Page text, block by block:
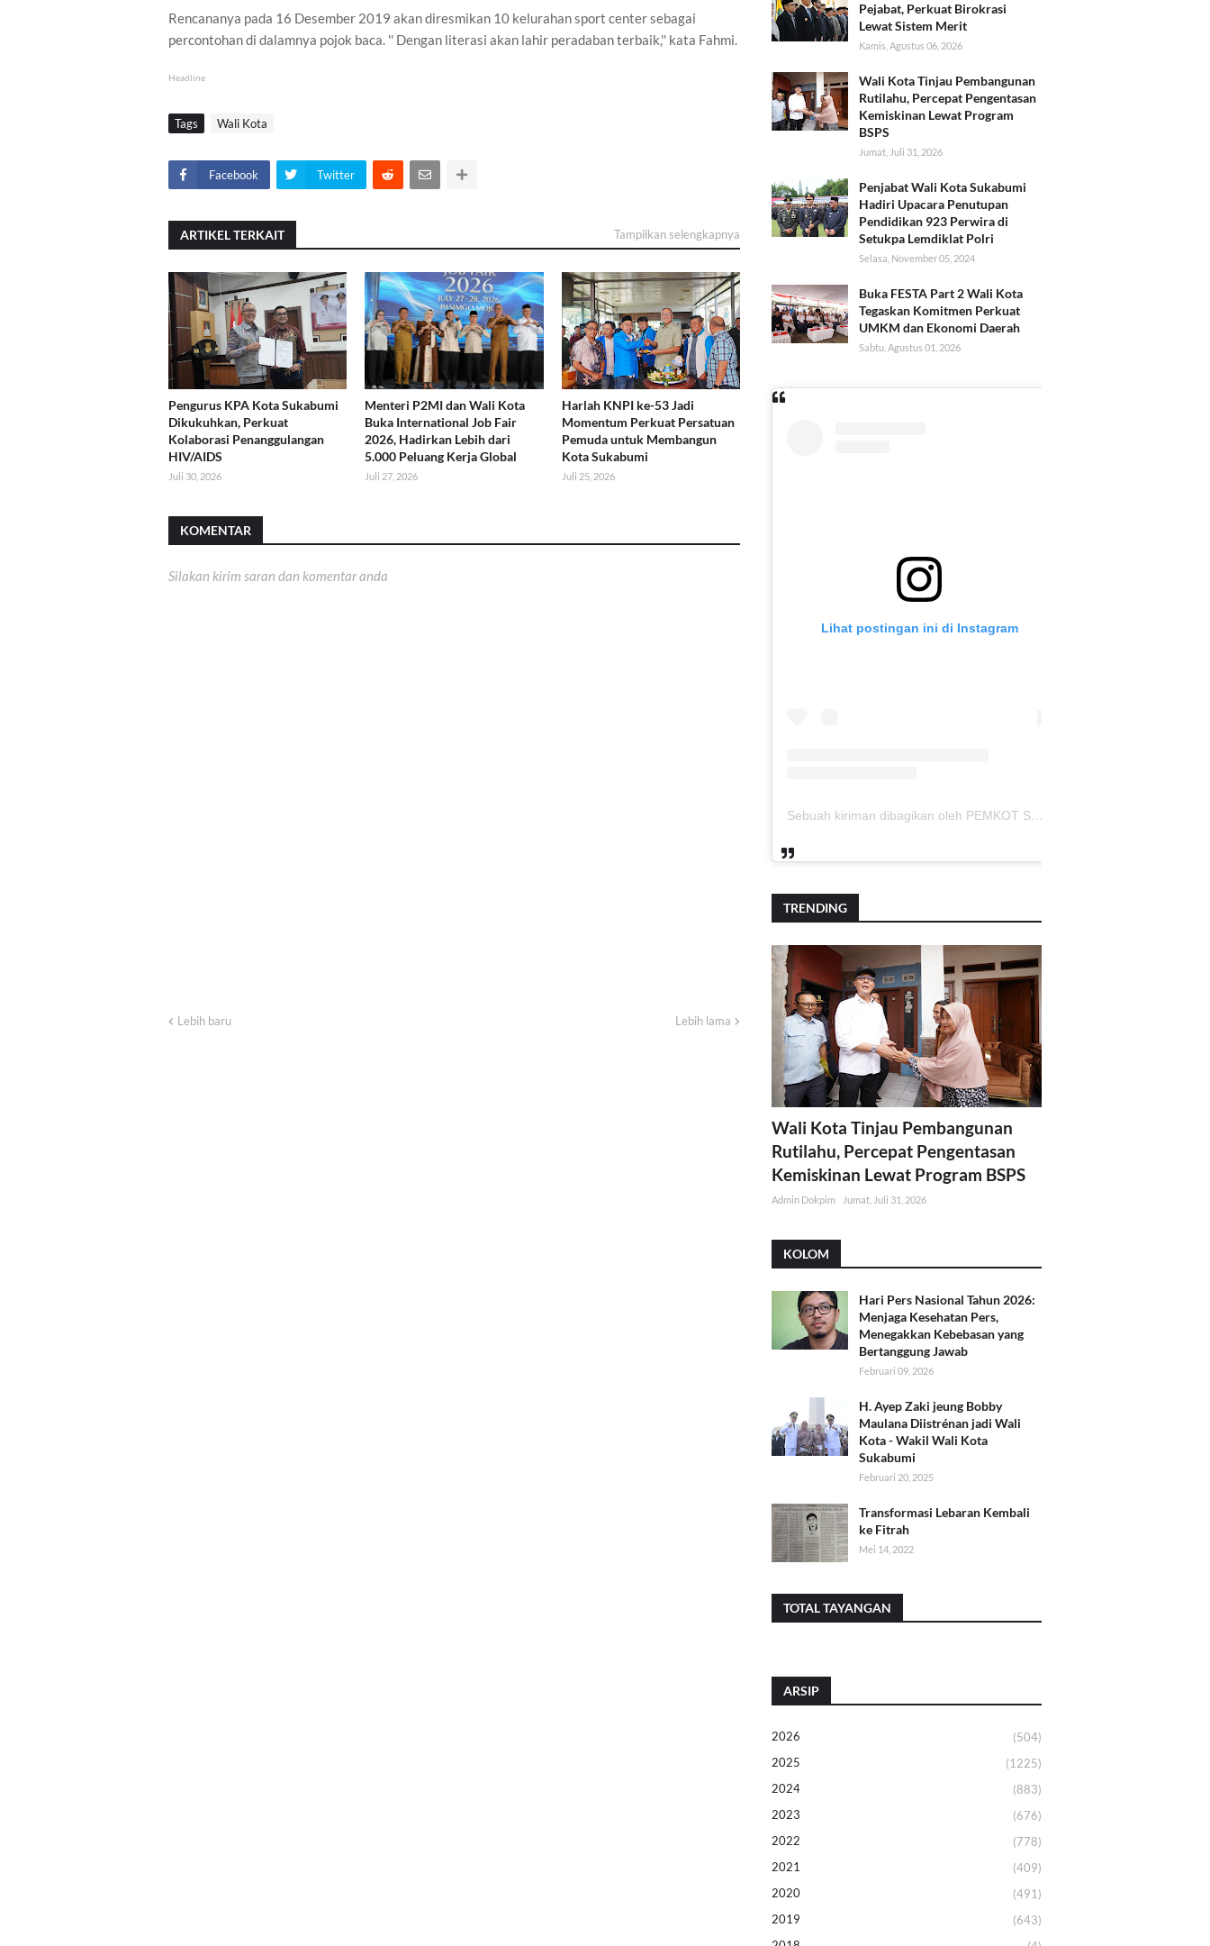
Rencananya pada 16 Desember 2019 akan diresmikan 10 kelurahan sport center sebagai
percontohan di dalamnya pojok baca. '' Dengan literasi akan lahir peradaban terbaik,'' kata Fahmi.
Headline
Tags Wali Kota
Facebook Twitter
ARTIKEL TERKAIT Tampilkan selengkapnya
Pengurus KPA Kota Sukabumi
Dikukuhkan, Perkuat
Kolaborasi Penanggulangan
HIV/AIDS
Juli 30, 2026
Menteri P2MI dan Wali Kota
Buka International Job Fair
2026, Hadirkan Lebih dari
5.000 Peluang Kerja Global
Juli 27, 2026
Harlah KNPI ke-53 Jadi
Momentum Perkuat Persatuan
Pemuda untuk Membangun
Kota Sukabumi
Juli 25, 2026
KOMENTAR
Silakan kirim saran dan komentar anda
Lebih baru Lebih lama
Pejabat, Perkuat Birokrasi
Lewat Sistem Merit
Kamis, Agustus 06, 2026
Wali Kota Tinjau Pembangunan
Rutilahu, Percepat Pengentasan
Kemiskinan Lewat Program
BSPS
Jumat, Juli 31, 2026
Penjabat Wali Kota Sukabumi
Hadiri Upacara Penutupan
Pendidikan 923 Perwira di
Setukpa Lemdiklat Polri
Selasa, November 05, 2024
Buka FESTA Part 2 Wali Kota
Tegaskan Komitmen Perkuat
UMKM dan Ekonomi Daerah
Sabtu, Agustus 01, 2026
Lihat postingan ini di Instagram
Sebuah kiriman dibagikan oleh PEMKOT SUKABUMI (@pemkotsukabumi_)
TRENDING
Wali Kota Tinjau Pembangunan
Rutilahu, Percepat Pengentasan
Kemiskinan Lewat Program BSPS
Admin Dokpim Jumat, Juli 31, 2026
KOLOM
Hari Pers Nasional Tahun 2026:
Menjaga Kesehatan Pers,
Menegakkan Kebebasan yang
Bertanggung Jawab
Februari 09, 2026
H. Ayep Zaki jeung Bobby
Maulana Diistrénan jadi Wali
Kota - Wakil Wali Kota
Sukabumi
Februari 20, 2025
Transformasi Lebaran Kembali
ke Fitrah
Mei 14, 2022
TOTAL TAYANGAN
ARSIP
2026
(504)
2025
(1225)
2024
(883)
2023
(676)
2022
(778)
2021
(409)
2020
(491)
2019
(643)